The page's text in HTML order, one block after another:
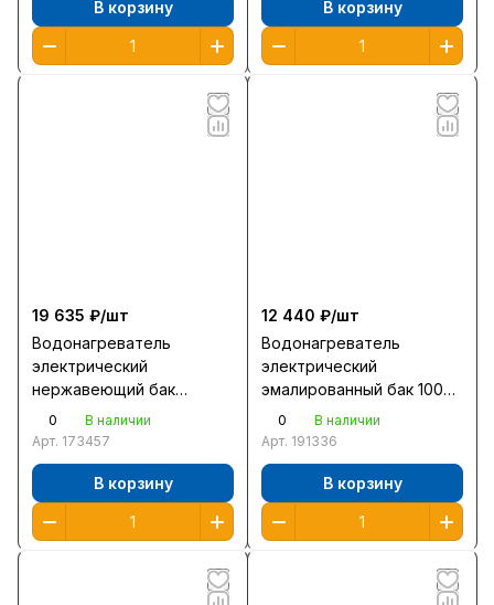
В корзину
ш56в87г34В корзину
19 635 ₽/шт
Водонагреватель
электрический
нержавеющий бак
плоский 50л Electrolux
EWH 50 Centurio IQ 2кВт
ш43в93г25
0
В наличии
Арт. 173457
В корзину
12 440 ₽/шт
Водонагреватель
электрический
эмалированный бак 100л
Ariston Pro1 R 100V PL
1,5кВт нагр 3ч19мин
0
В наличии
Арт. 191336
В корзину